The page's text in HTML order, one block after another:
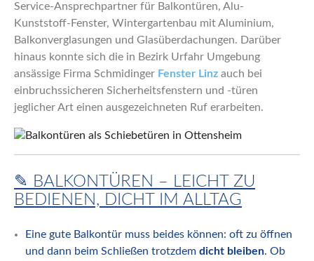
Service-Ansprechpartner für Balkontüren, Alu-
Kunststoff-Fenster, Wintergartenbau mit Aluminium,
Balkonverglasungen und Glasüberdachungen. Darüber
hinaus konnte sich die in Bezirk Urfahr Umgebung
ansässige Firma Schmidinger Fenster Linz auch bei
einbruchssicheren Sicherheitsfenstern und -türen
jeglicher Art einen ausgezeichneten Ruf erarbeiten.
✎ BALKONTÜREN – LEICHT ZU
BEDIENEN, DICHT IM ALLTAG
Eine gute Balkontür muss beides können: oft zu öffnen
und dann beim Schließen trotzdem dicht bleiben. Ob